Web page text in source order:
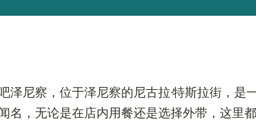
泽尼察，位于泽尼察的尼古拉·特斯拉街，
名，无论是在店内用餐还是选择外带，这里